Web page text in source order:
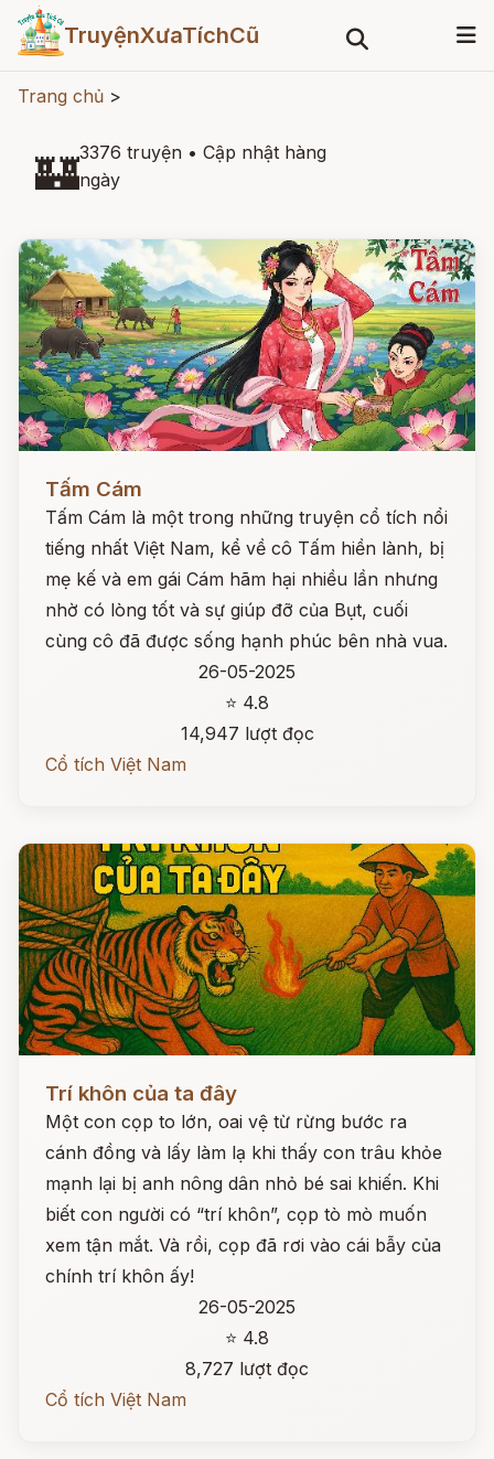
TruyệnXưaTíchCũ
Trang chủ >
🏰3376 truyện • Cập nhật hàng
ngày
Đọc ngay
Tấm Cám
Tấm Cám là một trong những truyện cổ tích nổi
tiếng nhất Việt Nam, kể về cô Tấm hiền lành, bị
mẹ kế và em gái Cám hãm hại nhiều lần nhưng
nhờ có lòng tốt và sự giúp đỡ của Bụt, cuối
cùng cô đã được sống hạnh phúc bên nhà vua.
26-05-2025
⭐ 4.8
14,947 lượt đọc
Cổ tích Việt Nam
Trí khôn của ta đây
Một con cọp to lớn, oai vệ từ rừng bước ra
cánh đồng và lấy làm lạ khi thấy con trâu khỏe
mạnh lại bị anh nông dân nhỏ bé sai khiến. Khi
biết con người có “trí khôn”, cọp tò mò muốn
xem tận mắt. Và rồi, cọp đã rơi vào cái bẫy của
chính trí khôn ấy!
26-05-2025
⭐ 4.8
8,727 lượt đọc
Cổ tích Việt Nam